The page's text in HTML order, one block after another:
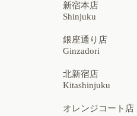
新宿本店
Shinjuku
銀座通り店
Ginzadori
北新宿店
Kitashinjuku
オレンジコート店